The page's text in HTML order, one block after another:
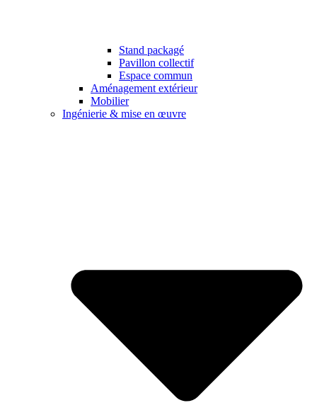
Stand packagé
Pavillon collectif
Espace commun
Aménagement extérieur
Mobilier
Ingénierie & mise en œuvre